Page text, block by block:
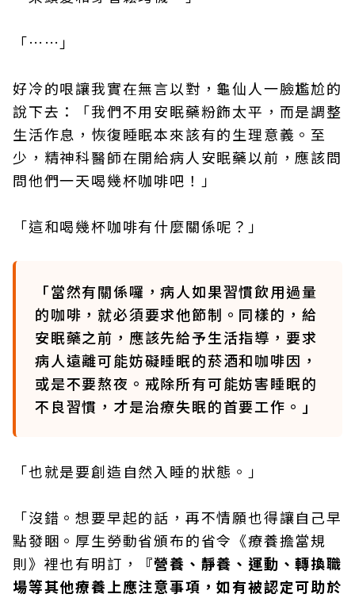
「……」
好冷的哏讓我實在無言以對，龜仙人一臉尷尬的
說下去：「我們不用安眠藥粉飾太平，而是調整
生活作息，恢復睡眠本來該有的生理意義。至
少，精神科醫師在開給病人安眠藥以前，應該問
問他們一天喝幾杯咖啡吧！」
「這和喝幾杯咖啡有什麼關係呢？」
「當然有關係囉，病人如果習慣飲用過量
的咖啡，就必須要求他節制。同樣的，給
安眠藥之前，應該先給予生活指導，要求
病人遠離可能妨礙睡眠的菸酒和咖啡因，
或是不要熬夜。戒除所有可能妨害睡眠的
不良習慣，才是治療失眠的首要工作。」
「也就是要創造自然入睡的狀態。」
「沒錯。想要早起的話，再不情願也得讓自己早
點發睏。厚生勞動省頒布的省令《療養擔當規
則》裡也有明訂，
『營養、靜養、運動、轉換職
場等其他療養上應注意事項，如有被認定可助於